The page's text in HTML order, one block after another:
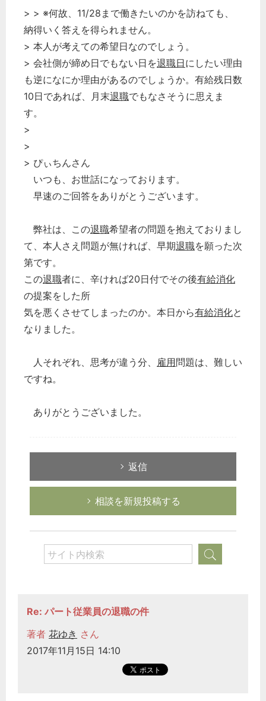
> > ※何故、11/28まで働きたいのかを訪ねても、
納得いく答えを得られません。
> 本人が考えての希望日なのでしょう。
> 会社側が締め日でもない日を退職日にしたい理由
も逆になにか理由があるのでしょうか。有給残日数
10日であれば、月末退職でもなさそうに思えま
す。
>
>
> ぴぃちんさん
いつも、お世話になっております。
早速のご回答をありがとうございます。
弊社は、この退職希望者の問題を抱えておりまし
て、本人さえ問題が無ければ、早期退職を願った次
第です。
この退職者に、辛ければ20日付でその後有給消化
の提案をした所
気を悪くさせてしまったのか。本日から有給消化と
なりました。
人それぞれ、思考が違う分、 雇用問題は、難しい
ですね。
ありがとうございました。
返信
相談を新規投稿する
Re: パート従業員の退職の件
著者 花ゆき さん
2017年11月15日 14:10
経営の知恵
総務の給湯室
秘書のノウハウ